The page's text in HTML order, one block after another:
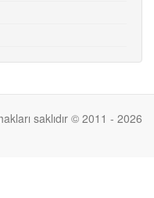
saklıdır © 2011 - 2026